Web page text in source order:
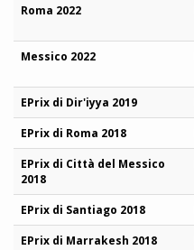
Roma 2022
Messico 2022
EPrix di Dir'iyya 2019
EPrix di Roma 2018
EPrix di Città del Messico
2018
EPrix di Santiago 2018
EPrix di Marrakesh 2018